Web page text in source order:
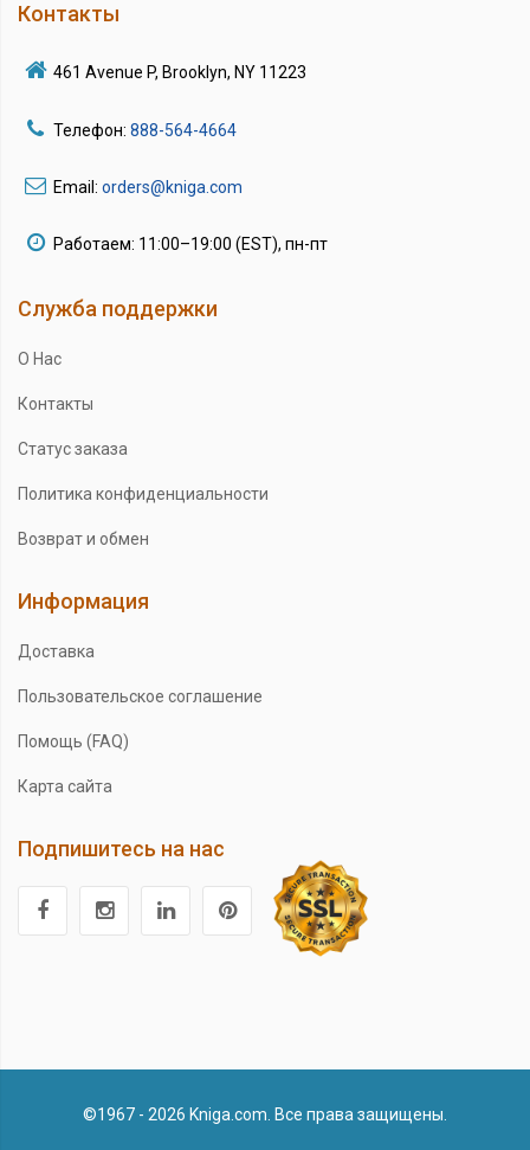
Контакты
461 Avenue P, Brooklyn, NY 11223
Телефон: 888-564-4664
Email: orders@kniga.com
Работаем: 11:00–19:00 (EST), пн-пт
Служба поддержки
О Нас
Контакты
Статус заказа
Политика конфиденциальности
Возврат и обмен
Информация
Доставка
Пользовательское соглашение
Помощь (FAQ)
Карта сайта
Подпишитесь на нас
©1967 - 2026 Kniga.com. Все права защищены.